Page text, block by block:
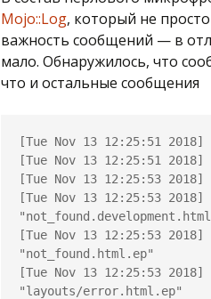
Mojo::Log, который не
важность сообщений — в
мало. Обнаружилось, что
что и остальные сообщения
[Tue Nov 13 12:25:51
[Tue Nov 13 12:25:51
[Tue Nov 13 12:25:53
[Tue Nov 13 12:25:53 2018]
[Tue Nov 13 12:25:53
"not_found.html.ep"
[Tue Nov 13 12:25:53
"layouts/error.html.ep"